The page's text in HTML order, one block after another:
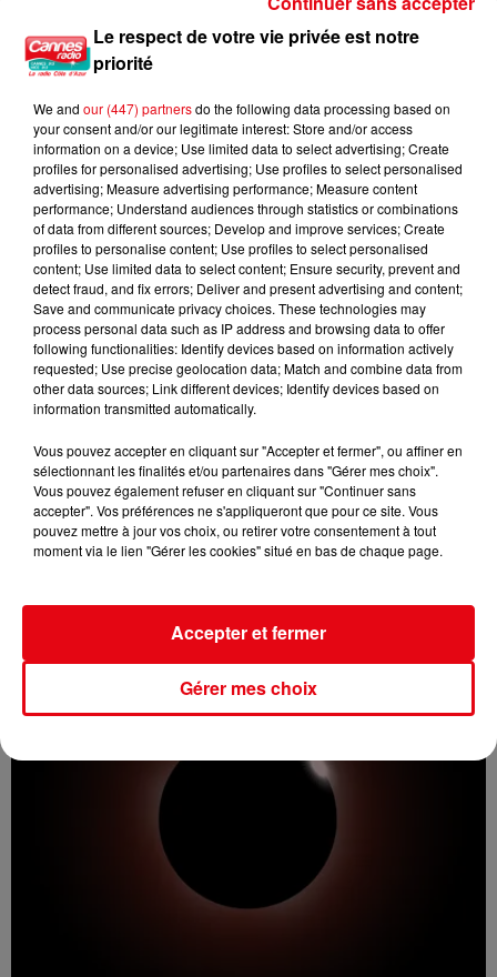
CANICULE : 12 DÉPARTEMENTS EN VIGILANCE ORANGE CE WEEK-END
Incendie au Mont-Boron : deux jeunes condamnés à six mois de
prison...
Le respect de votre vie privée est notre
priorité
We and our (447) partnersdo the following data processing based on
your consent and/or our legitimate interest: Store and/or access
information on a device; Use limited data to select advertising; Create
profiles for personalised advertising; Use profiles to select personalised
advertising; Measure advertising performance; Measure content
performance; Understand audiences through statistics or combinations
of data from different sources; Develop and improve services; Create
profiles to personalise content; Use profiles to select personalised
content; Use limited data to select content; Ensure security, prevent and
detect fraud, and fix errors; Deliver and present advertising and content;
Save and communicate privacy choices. These technologies may
process personal data such as IP address and browsing data to offer
following functionalities: Identify devices based on information actively
requested; Use precise geolocation data; Match and combine data from
other data sources; Link different devices; Identify devices based on
information transmitted automatically.
Vous pouvez accepter en cliquant sur "Accepter et fermer", ou affiner en
sélectionnant les finalités et/ou partenaires dans "Gérer mes choix".
Vous pouvez également refuser en cliquant sur "Continuer sans
accepter". Vos préférences ne s'appliqueront que pour ce site. Vous
pouvez mettre à jour vos choix, ou retirer votre consentement à tout
moment via le lien "Gérer les cookies" situé en bas de chaque page.
Gérer mes choix
Accepter et fermer